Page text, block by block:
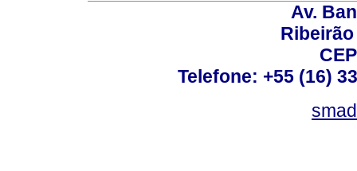
Av.
Telefone: +55 (16)